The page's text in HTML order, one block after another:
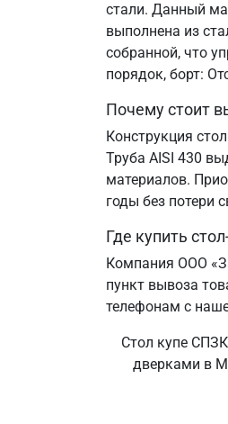
стали. Данный
выполнена из
собранной, что
порядок, борт:
Почему стоит
Конструкция
Труба AISI 430
материалов.
годы без потери
Где купить
Компания ООО
пункт вывоза
телефонам с
Стол купе
дверками в